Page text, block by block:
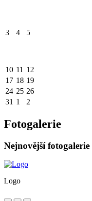
3 4 5
10 11 12
17 18 19
24 25 26
31 1 2
Fotogalerie
Nejnovější fotogalerie
Logo